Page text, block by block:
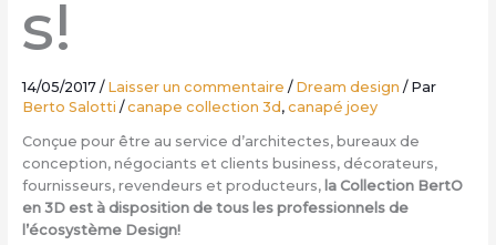
s!
14/05/2017 / Laisser un commentaire / Dream design / Par
Berto Salotti /canape collection 3d, canapé joey
Conçue pour être au service d’architectes, bureaux de
conception, négociants et clients business, décorateurs,
fournisseurs, revendeurs et producteurs, la Collection BertO
en 3D est à disposition de tous les professionnels de
l’écosystème Design!